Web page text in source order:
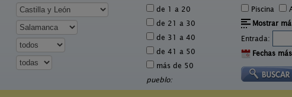
de 1 a 20
de 21 a 30
de 31 a 40
de 41 a 50
más de 50
pueblo:
Piscina
Mostrar
Entrada:
Fechas